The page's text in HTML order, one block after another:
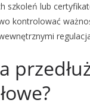
szkoleń lub
kontrolować